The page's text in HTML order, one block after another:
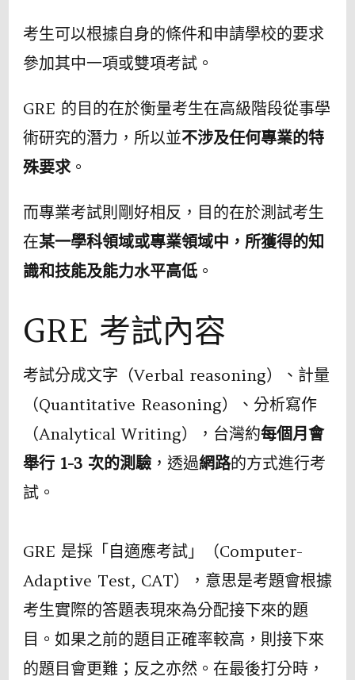
考⽣可以根據⾃⾝的條件和申請學校的要求
參加其中⼀項或雙項考試。
GRE 的⽬的在於衡量考⽣在⾼級階段從事學
術研究的潛⼒，所以並不涉及任何專業的特
殊要求。
而專業考試則剛好相反，⽬的在於測試考⽣
在某⼀學科領域或專業領域中，所獲得的知
識和技能及能⼒⽔平⾼低 。
GRE 考試內容
考試分成文字（Verbal reasoning）、計量
（Quantitative Reasoning）、分析寫作
（Analytical Writing），台灣約每個月會
舉行 1-3 次的測驗，透過網路的方式進行考
試。
GRE 是採「自適應考試」（Computer-
Adaptive Test, CAT），意思是考題會根據
考生實際的答題表現來為分配接下來的題
目。如果之前的題目正確率較高，則接下來
的題目會更難；反之亦然。在最後打分時，